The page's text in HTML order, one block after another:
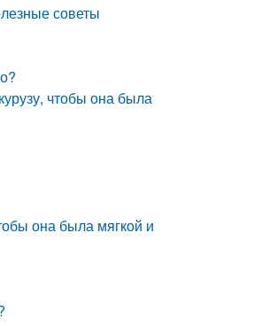
советы
чтобы она была
она была мягкой и